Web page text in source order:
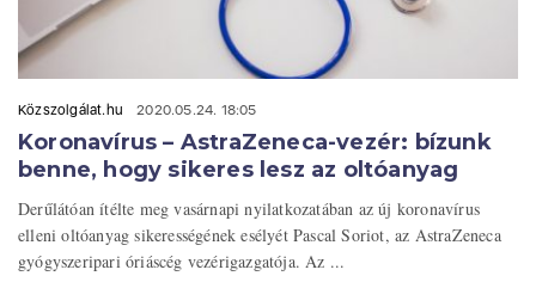
Közszolgálat.hu 2020.05.24. 18:05
Koronavírus – AstraZeneca-vezér: bízunk
benne, hogy sikeres lesz az oltóanyag
Derűlátóan ítélte meg vasárnapi nyilatkozatában az új koronavírus
elleni oltóanyag sikerességének esélyét Pascal Soriot, az AstraZeneca
gyógyszeripari óriáscég vezérigazgatója. Az ...